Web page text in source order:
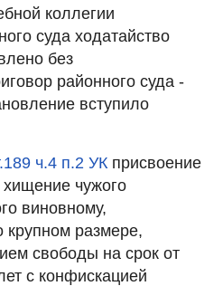
коллегии
суда ходатайство
без
районного суда -
вступило
ч.4 п.2 УК присвоение
хищение чужого
виновному,
размере,
свободы на срок от
с конфискацией